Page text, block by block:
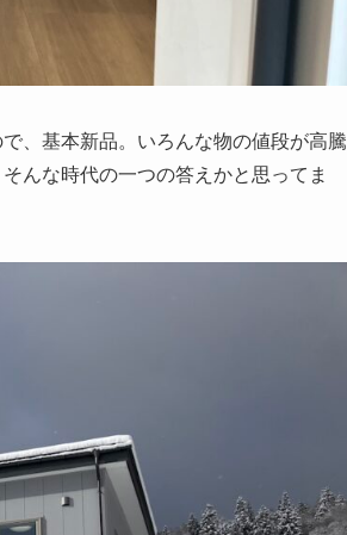
、基本新品。いろんな物の値段が高騰
んな時代の一つの答えかと思ってま